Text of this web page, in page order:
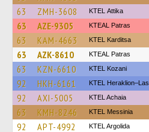
63
ZMH-3608 KΤΕL Αttika
63 AZE-9305 KTEAL Patras
63 KAM-4663 ΚΤΕL Karditsa
63 AZK-8610 KTEAL Patras
63 KZN-6610 ΚΤΕL Kozani
92 HKH-6161 KTEL Heraklion–Las.
92 AXI-5005 KTEL Achaia
63 KMH-8246 KTEL Messinia
92 APT-4992 KTEL Argolida